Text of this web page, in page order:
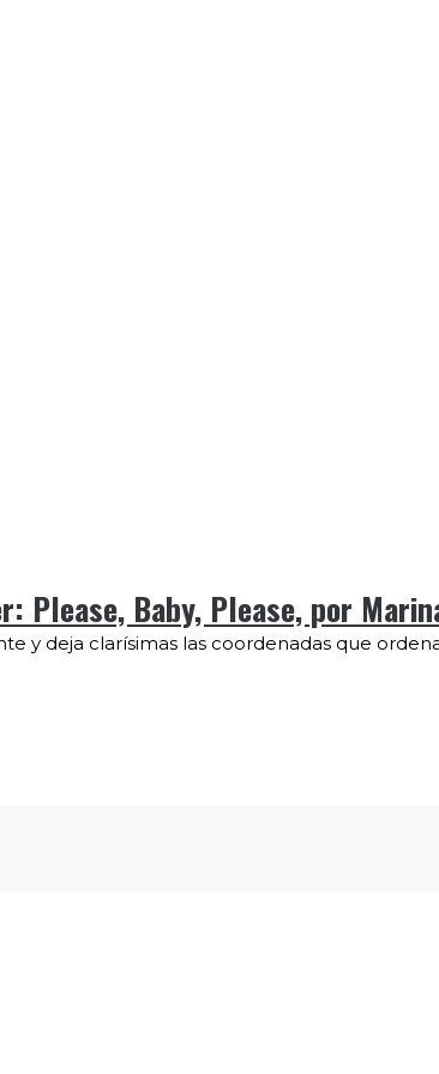
Baby, Please, por
y deja clarísimas las coordenadas que